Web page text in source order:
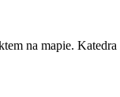
na mapie.